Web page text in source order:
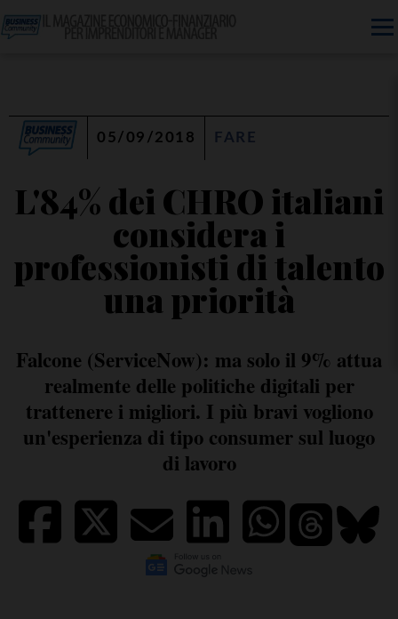
05/09/2018 FARE
L'84% dei CHRO italiani
considera i
professionisti di talento
una priorità
Falcone (ServiceNow): ma solo il 9% attua
realmente delle politiche digitali per
trattenere i migliori. I più bravi vogliono
un'esperienza di tipo consumer sul luogo
di lavoro